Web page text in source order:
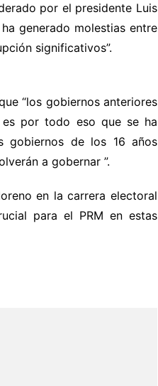
por el presidente Luis
generado molestias entre
significativos”.
“los gobiernos anteriores
es por todo eso que se ha
gobiernos de los 16 años
a gobernar ”.
en la carrera electoral
para el PRM en estas